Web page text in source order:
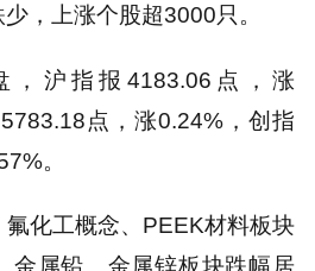
，上涨个股超3000只。
，沪指报4183.06点，涨
点，涨0.24%，创指
。
化工概念、PEEK材料板块
金属铅、金属锌板块跌幅居